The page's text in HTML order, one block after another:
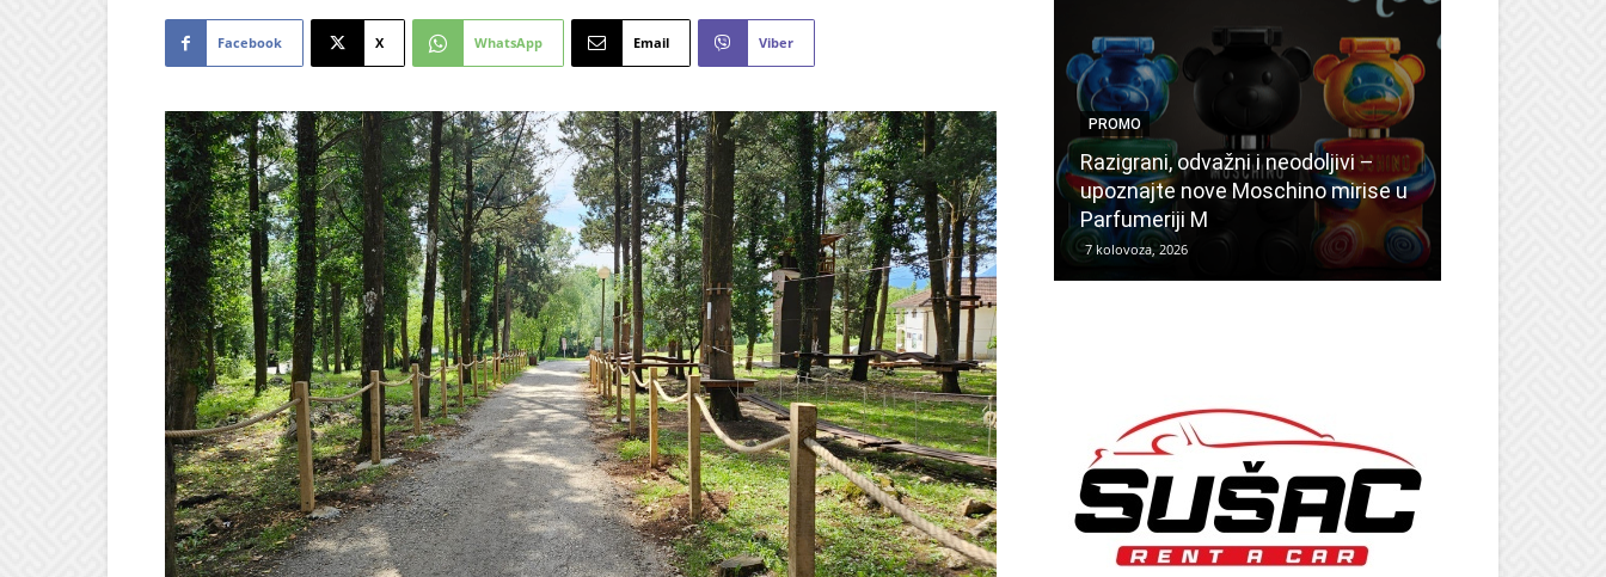
Facebook X WhatsApp Email Viber
PROMO
Razigrani, odvažni i neodoljivi –
upoznajte nove Moschino mirise u
Parfumeriji M
7 kolovoza, 2026